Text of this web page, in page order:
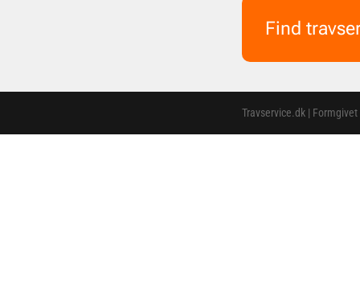
Find
Travservice.dk |